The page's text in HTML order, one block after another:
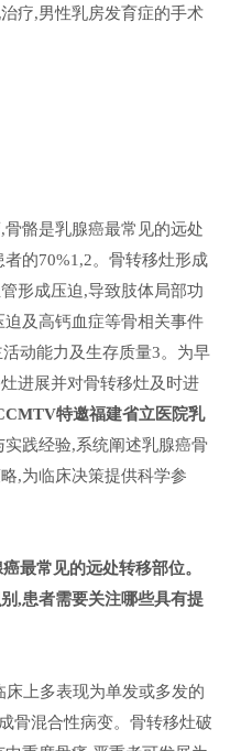
疗,男性乳房发育症的手术
骼是乳腺癌最常见的远处
的70%1,2。骨转移灶形成
形成压迫,导致肢体局部功
及高钙血症等骨相关事件
动能力及生存质量3。为早
进展并对骨转移灶及时进
特邀福建省立医院乳
实践经验,系统阐述乳腺癌骨
,为临床决策提供科学参
最常见的远处转移部位。
,患者需要关注哪些具有提
床上多表现为单发或多发的
骨混合性病变。骨转移灶破